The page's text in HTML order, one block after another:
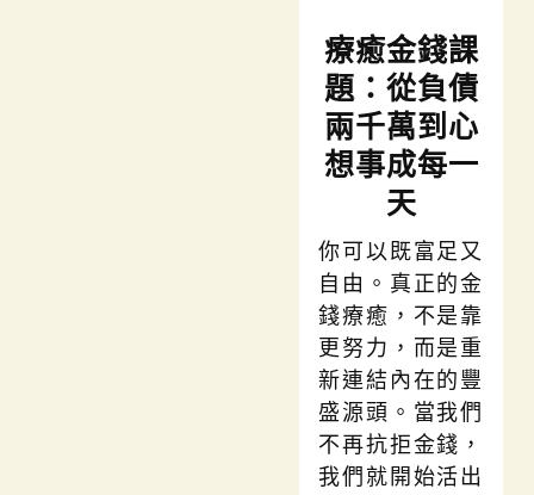
療癒金錢課
題：從負債
兩千萬到心
想事成每一
天
你可以既富足又
自由。真正的金
錢療癒，不是靠
更努力，而是重
新連結內在的豐
盛源頭。當我們
不再抗拒金錢，
我們就開始活出